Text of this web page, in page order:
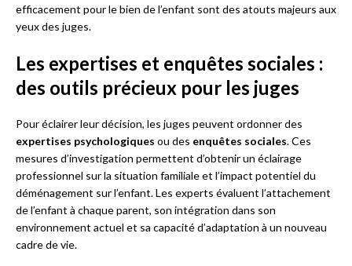
efficacement pour le bien de l’enfant sont des atouts majeurs aux
yeux des juges.
Les expertises et enquêtes sociales :
des outils précieux pour les juges
Pour éclairer leur décision, les juges peuvent ordonner des
expertises psychologiques ou des enquêtes sociales. Ces
mesures d’investigation permettent d’obtenir un éclairage
professionnel sur la situation familiale et l’impact potentiel du
déménagement sur l’enfant. Les experts évaluent l’attachement
de l’enfant à chaque parent, son intégration dans son
environnement actuel et sa capacité d’adaptation à un nouveau
cadre de vie.